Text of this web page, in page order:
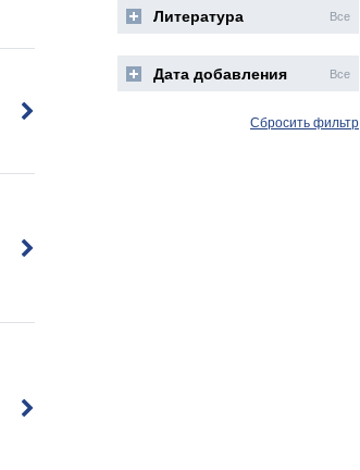
Литература Все
Дата добавления Все
Сбросить фильтр